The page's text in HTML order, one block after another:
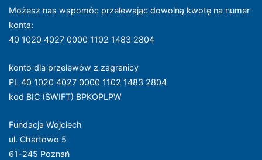
Możesz nas wspomóc przelewając dowolną kwotę na numer
konta:
40 1020 4027 0000 1102 1483 2804
konto dla przelewów z zagranicy
PL 40 1020 4027 0000 1102 1483 2804
kod BIC (SWIFT) BPKOPLPW
Fundacja Wojciech
ul. Chartowo 5
61-245 Poznań